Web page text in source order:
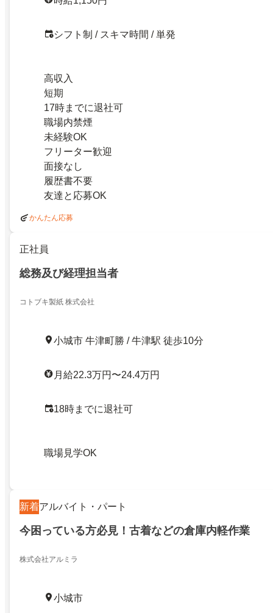
シフト制 / スキマ時間 / 単発
高収入
短期
17時までに退社可
職場内禁煙
未経験OK
フリーター歓迎
面接なし
履歴書不要
友達と応募OK
かんたん応募
正社員
総務及び経理担当者
コトブキ製紙 株式会社
小城市 牛津町勝 / 牛津駅 徒歩10分
月給22.3万円〜24.4万円
18時までに退社可
職場見学OK
新着アルバイト・パート
今困っている方必見！古着などの倉庫内軽作業
株式会社アルミラ
小城市